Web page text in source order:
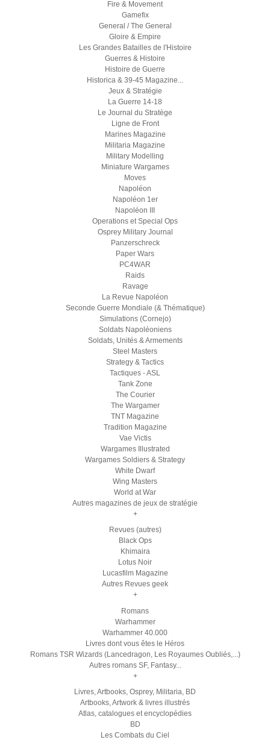
Fire & Movement
Gamefix
General / The General
Gloire & Empire
Les Grandes Batailles de l'Histoire
Guerres & Histoire
Histoire de Guerre
Historica & 39-45 Magazine...
Jeux & Stratégie
La Guerre 14-18
Le Journal du Stratège
Ligne de Front
Marines Magazine
Militaria Magazine
Military Modelling
Miniature Wargames
Moves
Napoléon
Napoléon 1er
Napoléon III
Operations et Special Ops
Osprey Military Journal
Panzerschreck
Paper Wars
PC4WAR
Raids
Ravage
La Revue Napoléon
Seconde Guerre Mondiale (& Thématique)
Simulations (Cornejo)
Soldats Napoléoniens
Soldats, Unités & Armements
Steel Masters
Strategy & Tactics
Tactiques - ASL
Tank Zone
The Courier
The Wargamer
TNT Magazine
Tradition Magazine
Vae Victis
Wargames Illustrated
Wargames Soldiers & Strategy
White Dwarf
Wing Masters
World at War
Autres magazines de jeux de stratégie
+
Revues (autres)
Black Ops
Khimaira
Lotus Noir
Lucasfilm Magazine
Autres Revues geek
+
Romans
Warhammer
Warhammer 40.000
Livres dont vous êtes le Héros
Romans TSR Wizards (Lancedragon, Les Royaumes Oubliés,...)
Autres romans SF, Fantasy...
+
Livres, Artbooks, Osprey, Militaria, BD
Artbooks, Artwork & livres illustrés
Atlas, catalogues et encyclopédies
BD
Les Combats du Ciel